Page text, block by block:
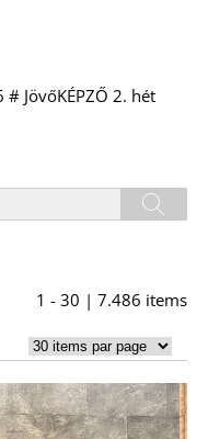
JövőKÉPZŐ 2. hét
1 - 30 | 7.486 items